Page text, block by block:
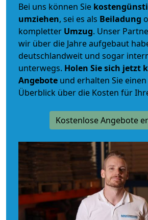
Bei uns können Sie
umziehen, sei es als Beiladung
kompletter Umzug. Unser
wir über die Jahre aufgebaut
deutschlandweit und sogar
unterwegs. Holen Sie sich jetzt
Angebote und erhalten Sie
Überblick über die Kosten für
Kostenlose Angebote